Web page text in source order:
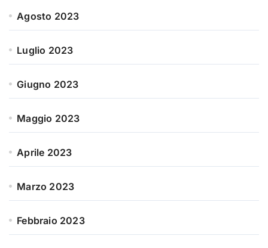
Agosto 2023
Luglio 2023
Giugno 2023
Maggio 2023
Aprile 2023
Marzo 2023
Febbraio 2023